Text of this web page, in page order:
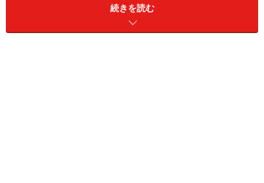
※記事内容は執筆時点のものです。最新の内容をご確認くださ
続きを読む